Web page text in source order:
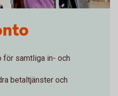
för samtliga in- och
betaltjänster och